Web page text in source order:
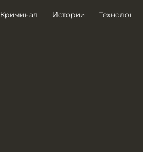
Криминал Истории Технологии